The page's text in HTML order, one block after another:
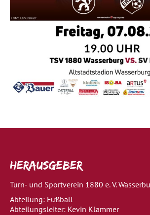
Herausgeber
Turn- und Sportverein 1880 e. V.
Abteilung: Fußball
Abteilungsleiter: Kevin Klammer